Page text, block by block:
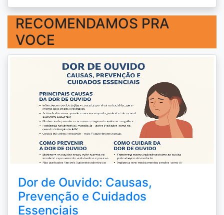
RECOMENDAMOS PRA
VOCE
Dor de Ouvido: Causas,
Prevenção e Cuidados
Essenciais